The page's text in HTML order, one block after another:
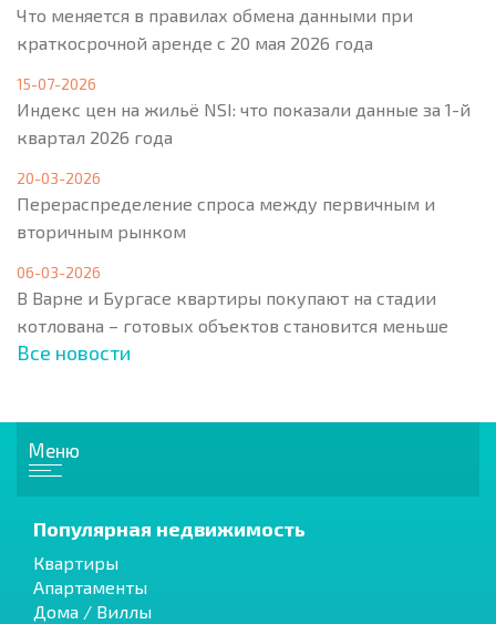
Что меняется в правилах обмена данными при
краткосрочной аренде с 20 мая 2026 года
15-07-2026
Индекс цен на жильё NSI: что показали данные за 1-й
квартал 2026 года
20-03-2026
Перераспределение спроса между первичным и
вторичным рынком
06-03-2026
В Варне и Бургасе квартиры покупают на стадии
котлована – готовых объектов становится меньше
Все новости
Меню
Популярная недвижимость
Квартиры
Апартаменты
Дома / Виллы